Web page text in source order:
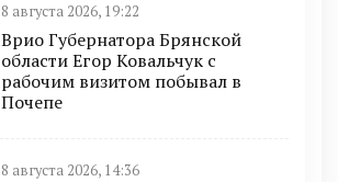
8 августа 2026, 19:22
Врио Губернатора Брянской
области Егор Ковальчук с
рабочим визитом побывал в
Почепе
8 августа 2026, 14:36